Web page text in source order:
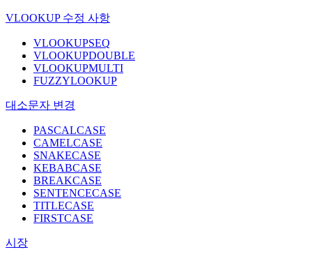
VLOOKUP 수정 사항
VLOOKUPSEQ
VLOOKUPDOUBLE
VLOOKUPMULTI
FUZZYLOOKUP
대소문자 변경
PASCALCASE
CAMELCASE
SNAKECASE
KEBABCASE
BREAKCASE
SENTENCECASE
TITLECASE
FIRSTCASE
시장